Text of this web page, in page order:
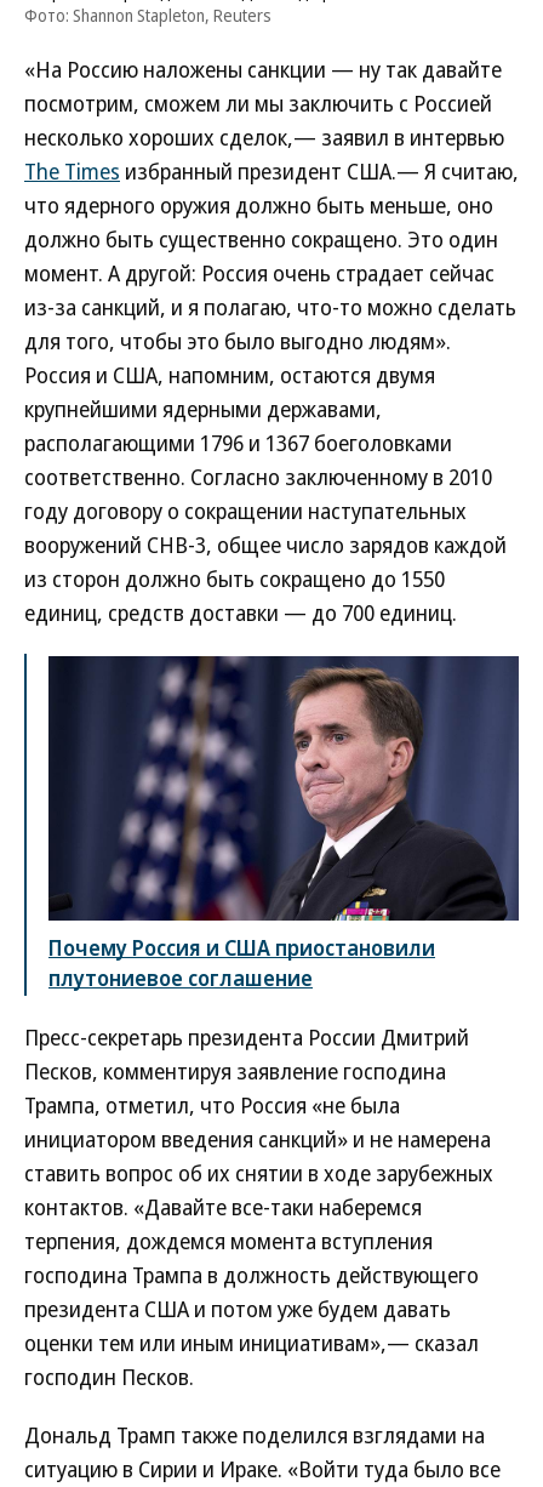
Фото: Shannon Stapleton, Reuters
«На Россию наложены санкции — ну так давайте
посмотрим, сможем ли мы заключить с Россией
несколько хороших сделок,— заявил в интервью
The Times избранный президент США.— Я считаю,
что ядерного оружия должно быть меньше, оно
должно быть существенно сокращено. Это один
момент. А другой: Россия очень страдает сейчас
из-за санкций, и я полагаю, что-то можно сделать
для того, чтобы это было выгодно людям».
Россия и США, напомним, остаются двумя
крупнейшими ядерными державами,
располагающими 1796 и 1367 боеголовками
соответственно. Согласно заключенному в 2010
году договору о сокращении наступательных
вооружений СНВ-3, общее число зарядов каждой
из сторон должно быть сокращено до 1550
единиц, средств доставки — до 700 единиц.
Почему Россия и США приостановили
плутониевое соглашение
Пресс-секретарь президента России Дмитрий
Песков, комментируя заявление господина
Трампа, отметил, что Россия «не была
инициатором введения санкций» и не намерена
ставить вопрос об их снятии в ходе зарубежных
контактов. «Давайте все-таки наберемся
терпения, дождемся момента вступления
господина Трампа в должность действующего
президента США и потом уже будем давать
оценки тем или иным инициативам»,— сказал
господин Песков.
Дональд Трамп также поделился взглядами на
ситуацию в Сирии и Ираке. «Войти туда было все